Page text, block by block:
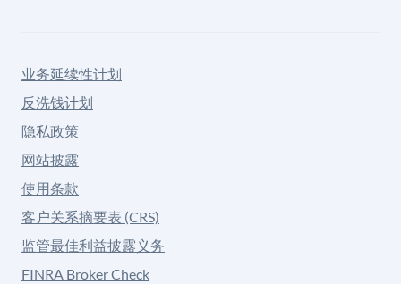
业务延续性计划
反洗钱计划
隐私政策
网站披露
使用条款
客户关系摘要表 (CRS)
监管最佳利益披露义务
FINRA Broker Check